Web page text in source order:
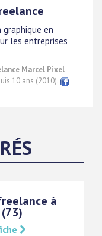
en
les entreprises
Marcel Pixel-
10 ans (2010).
à